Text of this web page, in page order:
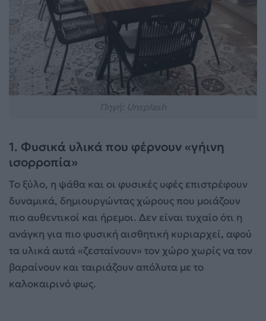
1. Φυσικά υλικά που φέρνουν «γήινη
ισορροπία»
Το ξύλο, η ψάθα και οι φυσικές υφές επιστρέφουν
δυναμικά, δημιουργώντας χώρους που μοιάζουν
πιο αυθεντικοί και ήρεμοι. Δεν είναι τυχαίο ότι η
ανάγκη για πιο φυσική αισθητική κυριαρχεί, αφού
τα υλικά αυτά «ζεσταίνουν» τον χώρο χωρίς να τον
βαραίνουν και ταιριάζουν απόλυτα με το
καλοκαιρινό φως.